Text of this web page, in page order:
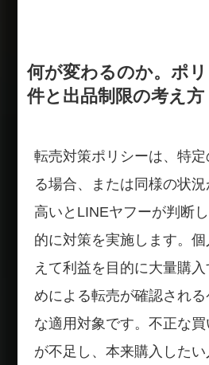
何が変わるのか。ポ
件と出品制限の考え方
転売対策ポリシーは、特
る場合、または同様の状
高いとLINEヤフーが判断
的に対策を実施します。
えて利益を目的に大量購
めによる転売が確認され
な適用対象です。不正な
が不足し、本来購入した